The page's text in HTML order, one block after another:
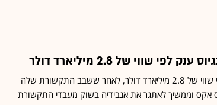
שווי של 2.8 מיליארד דולר
אקסייט לאבס גייסה 300 מיליון דולר לפי שווי של 2.8 מיליארד דולר, לאחר ששבב התקשורת שלה